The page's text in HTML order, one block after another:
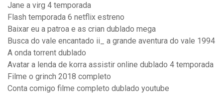
Jane a virg 4 temporada
Flash temporada 6 netflix estreno
Baixar eu a patroa e as crian dublado mega
Busca do vale encantado ii_ a grande aventura do vale 1994
A onda torrent dublado
Avatar a lenda de korra assistir online dublado 4 temporada
Filme o grinch 2018 completo
Conta comigo filme completo dublado youtube